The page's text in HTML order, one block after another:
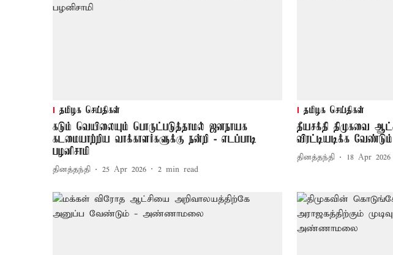
தமிழக செய்திகள்
கடும் வெயிலையும் பொருட்படுத்தாமல் ஜனநாயக
கடமையாற்றிய வாக்காளர்களுக்கு நன்றி - எடப்பாடி
பழனிசாமி
தினத்தந்தி 25 Apr 2026 2 min read
தமிழக செய்திகள்
தீயசக்தி திமுகவை
விரட்டியடிக்க
தினத்தந்தி 18 Apr 2026